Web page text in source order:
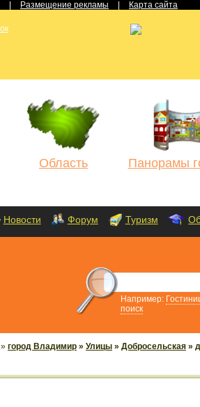
Размещение рекламы Карта сайта
Область Панорамы
Новости Форум Туризм
Например:
поиск
» город Владимир » Улицы » Добросельская »